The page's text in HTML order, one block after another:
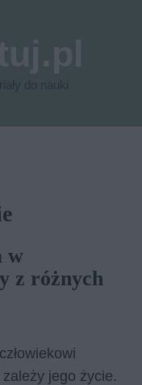
w
z różnych
jego życie.